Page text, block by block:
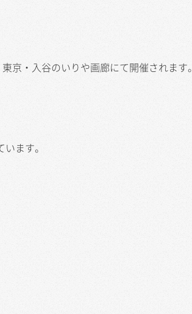
京・入谷のいりや画廊にて開催されます。
ます。